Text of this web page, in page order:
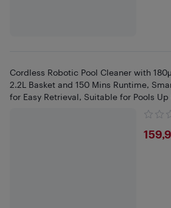
Cordless Robotic Pool Cleaner with
2.2L Basket and 150 Mins Runtime,
for Easy Retrieval, Suitable for Pools